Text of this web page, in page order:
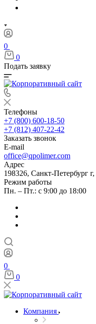
0
0
Подать заявку
Телефоны
+7 (800) 600-18-50
+7 (812) 407-22-42
Заказать звонок
E-mail
office@qpolimer.com
Адрес
198326, Санкт-Петербург
Режим работы
Пн. – Пт.: с 9:00 до 18:00
0
0
Компания